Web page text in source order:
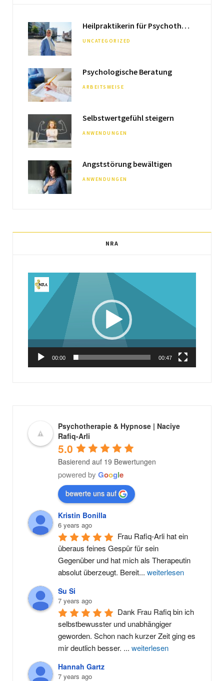
o
o
g
r
Heilpraktikerin für Psychotherapie & Hypnose-Therapeutin
UNCATEGORIZED
Psychologische Beratung
ARBEITSWEISE
Selbstwertgefühl steigern
ANWENDUNGEN
Angststörung bewältigen
ANWENDUNGEN
NRA
Video-
Player
00:00 00:47
Psychotherapie & Hypnose | Naciye
Rafiq-Arli
5.0
Basierend auf 19 Bewertungen
powered by Google
bewerte uns auf
Kristin Bonilla
6 years ago
Frau Rafiq-Arli hat ein
überaus feines Gespür für sein
Gegenüber und hat mich als Therapeutin
absolut überzeugt. Bereit... weiterlesen
Su Si
7 years ago
Dank Frau Rafiq bin ich
selbstbewusster und unabhängiger
geworden. Schon nach kurzer Zeit ging es
mir deutlich besser. ... weiterlesen
Hannah Gartz
7 years ago